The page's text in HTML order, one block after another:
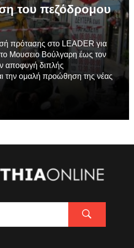
του πεζόδρομου
πρότασης στο LEADER για
Μουσειο Βούλγαρη έως τον
αποφυγή διπλής
την ομαλή προώθηση της νέας